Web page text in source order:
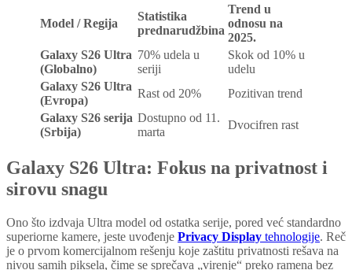
Model / Regija
Statistika
prednarudžbina
Trend u
odnosu na
2025.
Galaxy S26 Ultra
(Globalno)
70% udela u
seriji
Skok od 10% u
udelu
Galaxy S26 Ultra
(Evropa)
Rast od 20%
Pozitivan trend
Galaxy S26 serija
(Srbija)
Dostupno od 11.
marta
Dvocifren rast
Galaxy S26 Ultra: Fokus na privatnost i
sirovu snagu
Ono što izdvaja Ultra model od ostatka serije, pored već standardno
superiorne kamere, jeste uvođenje Privacy Display tehnologije. Reč
je o prvom komercijalnom rešenju koje zaštitu privatnosti rešava na
nivou samih piksela, čime se sprečava „virenje“ preko ramena bez